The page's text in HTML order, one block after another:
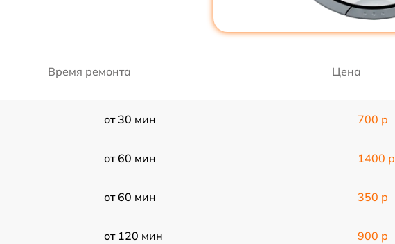
Время ремонта Цена
от 30 мин 700 р
от 60 мин 1400 р
от 60 мин 350 р
от 120 мин 900 р